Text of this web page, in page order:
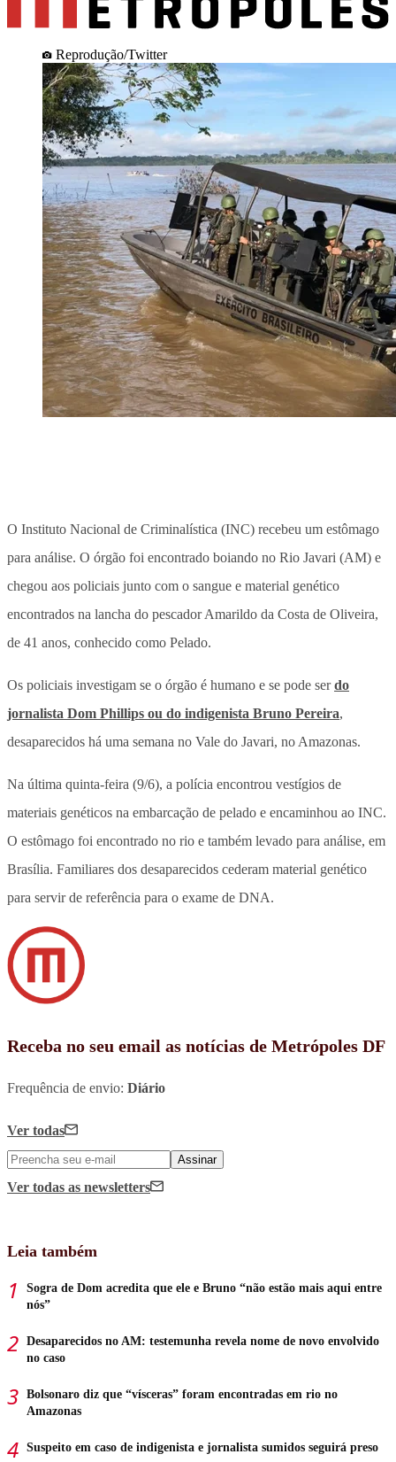
Reprodução/Twitter
O Instituto Nacional de Criminalística (INC) recebeu um estômago
para análise. O órgão foi encontrado boiando no Rio Javari (AM) e
chegou aos policiais junto com o sangue e material genético
encontrados na lancha do pescador Amarildo da Costa de Oliveira,
de 41 anos, conhecido como Pelado.
Os policiais investigam se o órgão é humano e se pode serdo
jornalista Dom Phillips ou do indigenista Bruno Pereira,
desaparecidos há uma semana no Vale do Javari, no Amazonas.
Na última quinta-feira (9/6), a polícia encontrou vestígios de
materiais genéticos na embarcação de pelado e encaminhou ao INC.
O estômago foi encontrado no rio e também levado para análise, em
Brasília. Familiares dos desaparecidos cederam material genético
para servir de referência para o exame de DNA.
Receba no seu email as notícias de Metrópoles DF
Frequência de envio: Diário
Ver todas
Assinar
Ver todas as newsletters
Leia também
Sogra de Dom acredita que ele e Bruno “não estão mais aqui entre
nós”
Desaparecidos no AM: testemunha revela nome de novo envolvido
no caso
Bolsonaro diz que “vísceras” foram encontradas em rio no
Amazonas
Suspeito em caso de indigenista e jornalista sumidos seguirá preso